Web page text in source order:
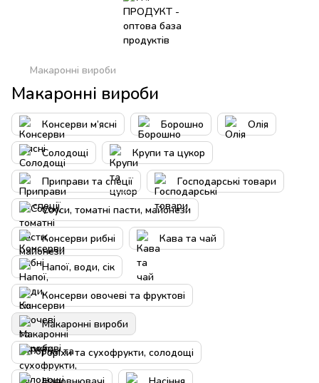
Макаронні вироби
Макаронні вироби
Консерви м’ясні Борошно Олія
Солодощі Крупи та цукор
Приправи та спеції Господарські товари
Соуси, томатні пасти, майонези
Консерви рибні Кава та чай
Напої, води, сік
Консерви овочеві та фруктові
Макаронні вироби
Горіхи та сухофрукти, солодощі
Наповнювачі Насіння